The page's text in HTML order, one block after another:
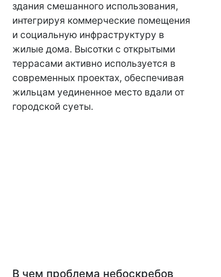
здания смешанного использования,
интегрируя коммерческие помещения
и социальную инфраструктуру в
жилые дома. Высотки с открытыми
террасами активно используется в
современных проектах, обеспечивая
жильцам уединенное место вдали от
городской суеты.
В чем проблема небоскребов